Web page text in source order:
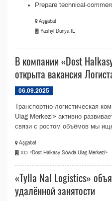
Prepare technical-
Aşgabat
Yashyl Dunya IE
В компании «Dost
открыта вакансия
06.09.2025
Транспортно-логистическая
Ulag Merkezi» активно
связи с ростом объёмов мы
Aşgabat
ХО «Dost Halkasy Söwda Ulag Merkezi»
«Tylla Nal Logistics»
удалённой занятости